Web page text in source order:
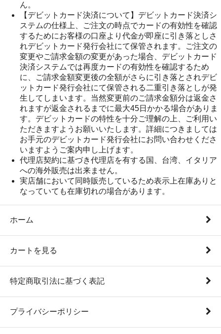
ん。
【デビットカード決済について】デビットカード決済シ
ステムの仕様上、ご注文の時点でカードの有効性を確認
するためにお客様の口座より代金が即座に引き落としさ
れデビットカード発行会社にて保管されます。ご注文の
変更やご請求金額の変更があった場合、デビットカード
決済システムでは再度カードの有効性を確認するため
に、ご請求金額変更後の全額がさらに引き落とされデビ
ットカード発行会社にて保管される二重引き落としが発
生してしまいます。当然変更前のご請求金額分は返金さ
れますが返金されるまでに最大45日かかる場合がありま
す。デビットカードの特性を十分ご理解の上、ご利用い
ただきますようお願いいたします。詳細につきましては
お手元のデビットカード発行会社にお問い合わせくださ
いますようご案内申し上げます。
代理店契約に基づき代理店を有する国、台湾、イタリア
への海外販売は出来ません。
実店舗において同時販売しているため表示上在庫ありと
なっていても在庫切れの場合があります。
ホーム
カートを見る
特定商取引法に基づく表記
プライバシーポリシー